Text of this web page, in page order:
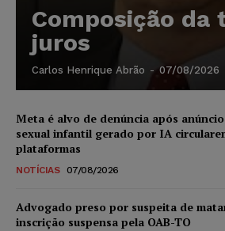
Composição da
juros
Carlos Henrique Abrão - 07/08/2026
Meta é alvo de denúncia após
sexual infantil gerado por IA
plataformas
NOTÍCIAS 07/08/2026
Advogado preso por suspeita de
inscrição suspensa pela OAB-TO